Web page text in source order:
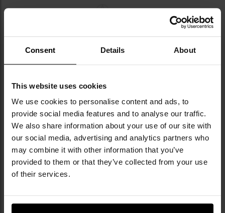
Consent Details About
This website uses cookies
We use cookies to personalise content and ads, to
provide social media features and to analyse our traffic.
We also share information about your use of our site with
our social media, advertising and analytics partners who
may combine it with other information that you’ve
provided to them or that they’ve collected from your use
of their services.
Dodaj
Latarka Mactronic Flagger Max
Rescue z funkcją powerbanku -
1800 lumenów
Wysyłka:Brak towaru
399,00 zł